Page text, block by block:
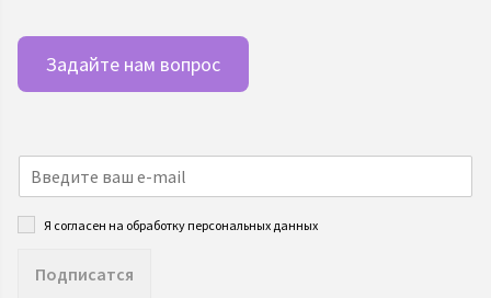
Задайте нам вопрос
Я согласен на обработку персональных данных
Подписатся